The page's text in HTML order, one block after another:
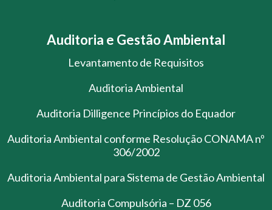
Auditoria e Gestão Ambiental
Levantamento de Requisitos
Auditoria Ambiental
Auditoria Dilligence Princípios do Equador
Auditoria Ambiental conforme Resolução CONAMA nº
306/2002
Auditoria Ambiental para Sistema de Gestão Ambiental
Auditoria Compulsória – DZ 056